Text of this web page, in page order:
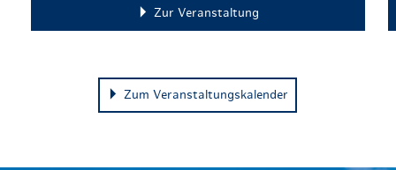
Zur Veranstaltung
Zum Veranstaltungskalender